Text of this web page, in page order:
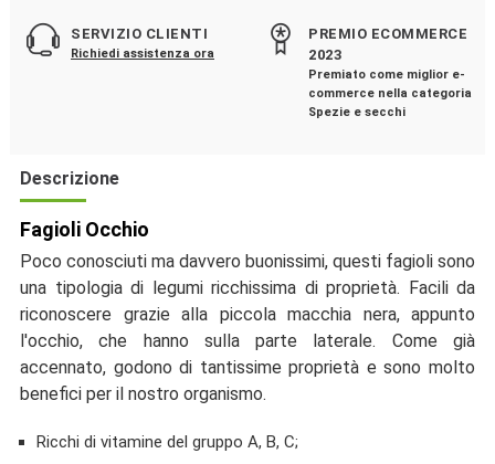
SERVIZIO CLIENTI
Richiedi assistenza ora
PREMIO ECOMMERCE
2023
Premiato come miglior e-
commerce nella categoria
Spezie e secchi
Descrizione
Fagioli Occhio
Poco conosciuti ma davvero buonissimi, questi fagioli sono
una tipologia di legumi ricchissima di proprietà. Facili da
riconoscere grazie alla piccola macchia nera, appunto
l'occhio, che hanno sulla parte laterale. Come già
accennato, godono di tantissime proprietà e sono molto
benefici per il nostro organismo.
Ricchi di vitamine del gruppo A, B, C;